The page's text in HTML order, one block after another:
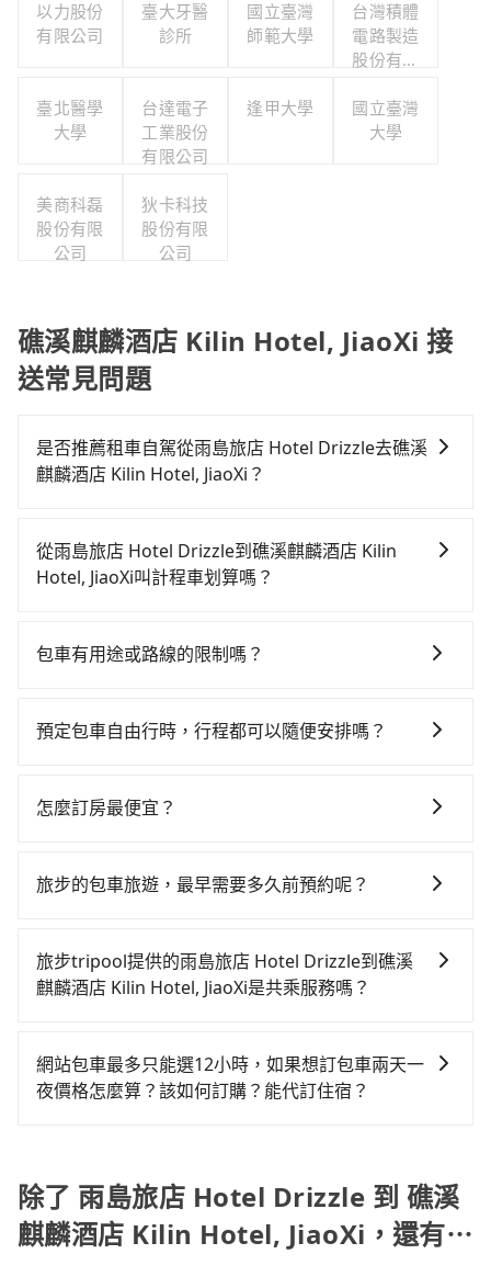
以力股份
有限公司
臺大牙醫
診所
國立臺灣
師範大學
台灣積體
電路製造
股份有限
臺北醫學
大學
台達電子
工業股份
有限公司
逢甲大學
國立臺灣
大學
美商科磊
股份有限
公司
狄卡科技
股份有限
公司
礁溪麒麟酒店 Kilin Hotel, JiaoXi 接
送常見問題
是否推薦租車自駕從雨島旅店 Hotel Drizzle去礁溪
麒麟酒店 Kilin Hotel, JiaoXi？
時不需要閉目養神（因為要自己開車），最重要的是你
當天就要來回，那在基隆路邊可隨租隨借的iRent應該是
旅店 Hotel Drizzle到礁溪麒麟酒店 Kilin Hotel, JiaoXi
可能的每小時40元路邊停車費用預估進去，但額外的汽
乘坐體驗較差的車款，如果人數超過四位，更是沒有較
垃圾或者撞凹的車門仍未被修理，每一次租車都好像在
找不到停車位，對於急著用車或者要載其他乘客的人來
說就有不小的風險。最後，雖然路邊隨租隨還看似方
載行李時，就顯得非常不便。
從雨島旅店 Hotel Drizzle到礁溪麒麟酒店 Kilin
Hotel, JiaoXi叫計程車划算嗎？
灣大車隊、Uber和Yoxi，如果在路邊攔不到車，也可考
算，價格約為1,365~1,600元間，若改選tripool的專車
的0.9%，其叫車的難度是雙北市的120倍。雖然雨島旅
兩輛計程車的費用就貴了，改預約一輛tripool的九人座
包車有用途或路線的限制嗎？
Kilin Hotel, JiaoXi或是全台灣任何地方，只要是長途交
返鄉、商務出差、貴賓來訪、寵物檢疫、預約叫車、機
完成預約，隔天保證出車。如需公司報帳打統編，在結
預定包車自由行時，行程都可以隨便安排嗎？
沒有到達海拔1500公里以上的山區，行程都是可以依照
怎麼訂房最便宜？
OTA (online travel agent) 來完成，除了可以快速依據
會員或者使用特定的信用卡，還可以累積點數做現金回
饋或未來換取免費的住房。台灣人常用的線上訂房平台
完後預定就完成，事先不用電話確認空房，事後也不用
告知付款完畢，一切都能在網路上操作。但有些較冷門
要再人工電話與飯店確認。預訂民宿方面，如不怕麻
煩，有些時候直接打電話問的價格可能比民宿訂房網來
得便宜，但缺點就是多數要匯款並再人工確認。假如不
旅步的包車旅遊，最早需要多久前預約呢？
提供早鳥優惠，您越早預訂就能享有更優惠的價格。所
以不妨趁早訂購，享受更划算的價格。
旅步tripool提供的雨島旅店 Hotel Drizzle到礁溪
麒麟酒店 Kilin Hotel, JiaoXi是共乘服務嗎？
預約時都依照乘客需求做選擇。如需專車接送，車內除
了司機以外，從上車到下車期間，都不會再有其他陌生
網站包車最多只能選12小時，如果想訂包車兩天一
夜價格怎麼算？該如何訂購？能代訂住宿？
的行程。另外，目前旅步只提供接送服務，暫不提供代
訂住宿服務。
除了 雨島旅店 Hotel Drizzle 到 礁溪
麒麟酒店 Kilin Hotel, JiaoXi，還有⋯